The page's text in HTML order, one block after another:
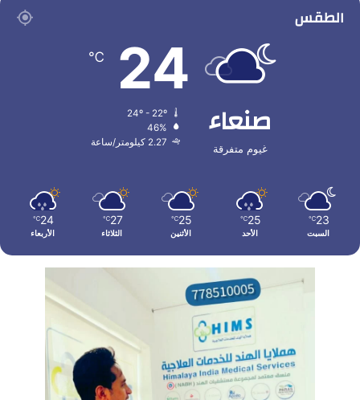
الطقس
صنعاء
غيوم متفرقة
24
℃
46%
2.27 كيلومتر/ساعة
23
℃
السبت
25
℃
الأحد
25
℃
الأثنين
27
℃
الثلاثاء
24
℃
الأربعاء